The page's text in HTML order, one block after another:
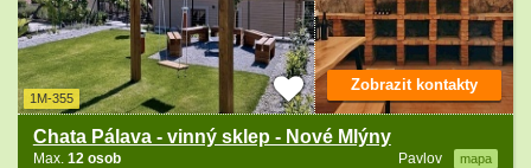
1M-355
Chata Pálava - vinný sklep - Nové Mlýny
Pavlov mapa
Max. 12 osob
Zobrazit kontakty